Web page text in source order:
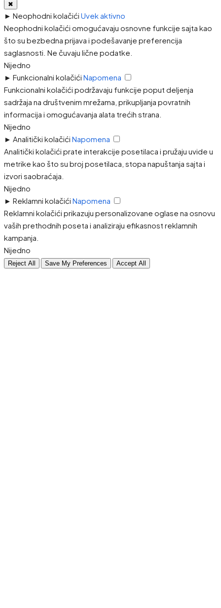
✖
► Neophodni kolačići Uvek aktivno
Neophodni kolačići omogućavaju osnovne funkcije sajta kao
što su bezbedna prijava i podešavanje preferencija
saglasnosti. Ne čuvaju lične podatke.
Nijedno
► Funkcionalni kolačići Napomena
Funkcionalni kolačići podržavaju funkcije poput deljenja
sadržaja na društvenim mrežama, prikupljanja povratnih
informacija i omogućavanja alata trećih strana.
Nijedno
► Analitički kolačići Napomena
Analitički kolačići prate interakcije posetilaca i pružaju uvide u
metrike kao što su broj posetilaca, stopa napuštanja sajta i
izvori saobraćaja.
Nijedno
► Reklamni kolačići Napomena
Reklamni kolačići prikazuju personalizovane oglase na osnovu
vaših prethodnih poseta i analiziraju efikasnost reklamnih
kampanja.
Nijedno
Reject All Save My Preferences Accept All